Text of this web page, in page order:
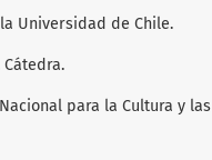
Universidad de Chile.
para la Cultura y las